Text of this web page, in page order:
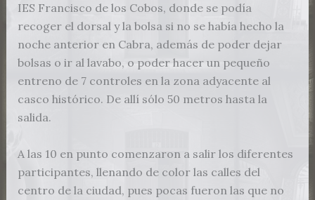
IES Francisco de los Cobos, donde se podía
recoger el dorsal y la bolsa si no se había hecho la
noche anterior en Cabra, además de poder dejar
bolsas o ir al lavabo, o poder hacer un pequeño
entreno de 7 controles en la zona adyacente al
casco histórico. De allí sólo 50 metros hasta la
salida.
A las 10 en punto comenzaron a salir los diferentes
participantes, llenando de color las calles del
centro de la ciudad, pues pocas fueron las que no